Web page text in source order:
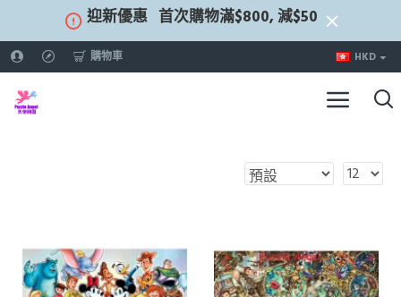
迎新優惠 首次購物滿$800, 減$50
購物車 HKD